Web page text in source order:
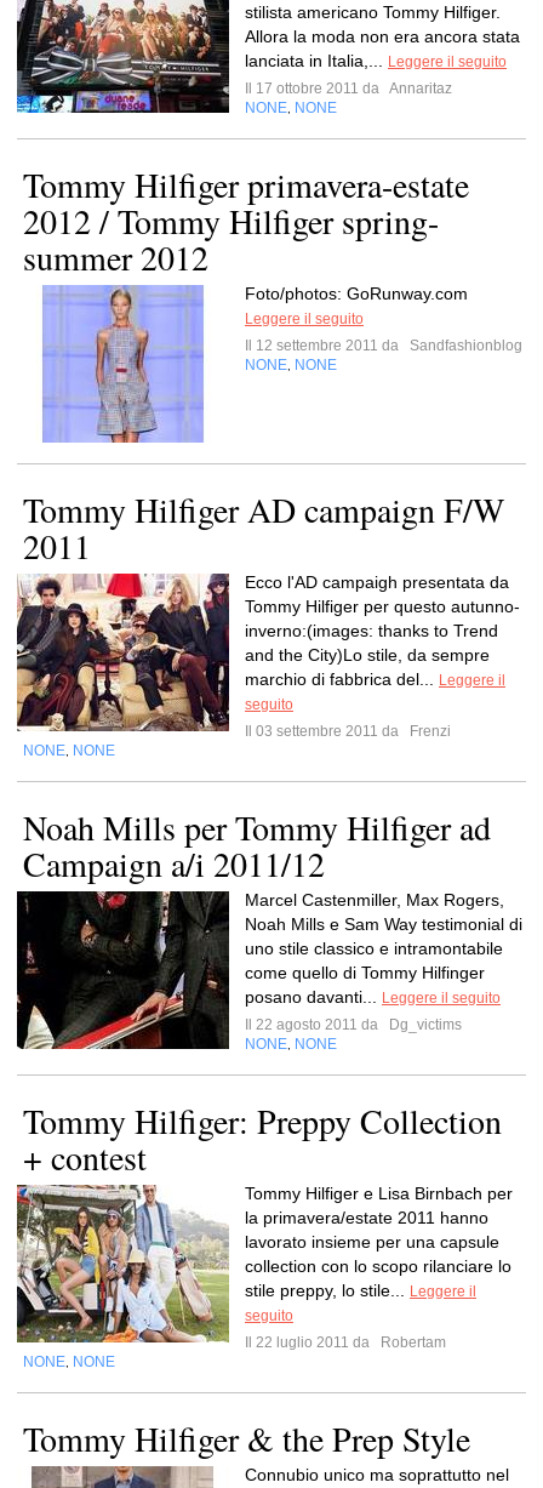
stilista americano Tommy Hilfiger.
Allora la moda non era ancora stata
lanciata in Italia,...
Leggere il seguito
Il 17 ottobre 2011 da Annaritaz
NONE NONE
Tommy Hilfiger primavera-estate
2012 / Tommy Hilfiger spring-
summer 2012
Foto/photos: GoRunway.com
Leggere il seguito
Il 12 settembre 2011 da
Sandfashionblog
NONE NONE
Tommy Hilfiger AD campaign F/W
2011
Ecco l'AD campaigh presentata da
Tommy Hilfiger per questo autunno-
inverno:(images: thanks to Trend
and the City)Lo stile, da sempre
marchio di fabbrica del...
Leggere il
seguito
Il 03 settembre 2011 da
Frenzi
NONE NONE
Noah Mills per Tommy Hilfiger ad
Campaign a/i 2011/12
Marcel Castenmiller, Max Rogers,
Noah Mills e Sam Way testimonial di
uno stile classico e intramontabile
come quello di Tommy Hilfinger
posano davanti...
Leggere il seguito
Il 22 agosto 2011 da
Dg_victims
NONE NONE
Tommy Hilfiger: Preppy Collection
+ contest
Tommy Hilfiger e Lisa Birnbach per
la primavera/estate 2011 hanno
lavorato insieme per una capsule
collection con lo scopo rilanciare lo
stile preppy, lo stile...
Leggere il
seguito
Il 22 luglio 2011 da
Robertam
NONE NONE
Tommy Hilfiger & the Prep Style
Connubio unico ma soprattutto nel